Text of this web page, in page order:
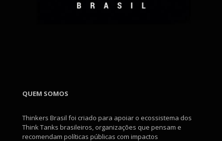
QUEM SOMOS
Thinkers Brasil foi criado para apoiar o ecossistema dos
Think Tanks brasileiros, organizações que pensam e
recomendam políticas públicas com impactos